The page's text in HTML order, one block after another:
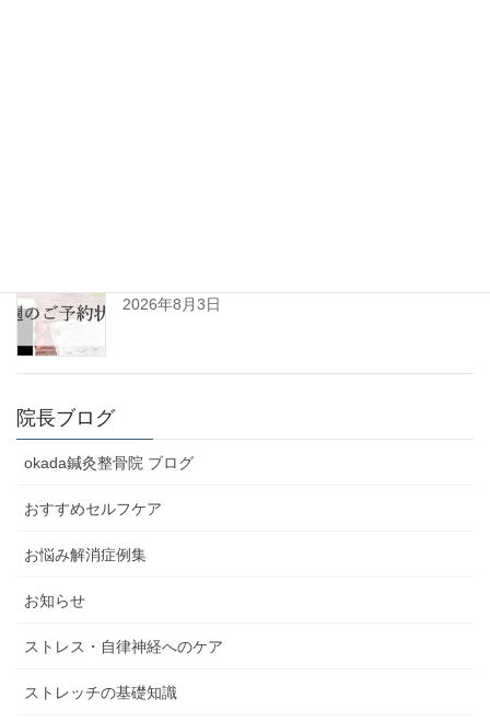
2026年8月3日
院長ブログ
okada鍼灸整骨院 ブログ
おすすめセルフケア
お悩み解消症例集
お知らせ
ストレス・自律神経へのケア
ストレッチの基礎知識